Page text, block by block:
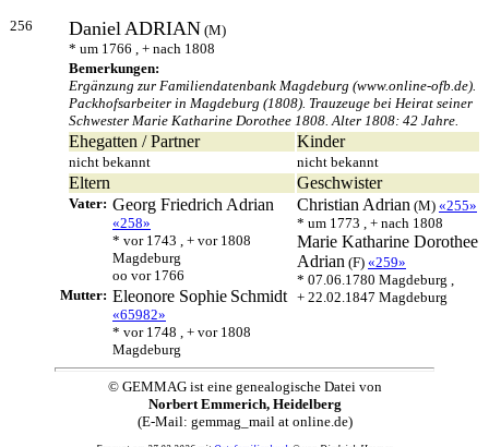
256 DanielADRIAN (M)
* um 1766 , + nach 1808
Bemerkungen:
Ergänzung zur Familiendatenbank Magdeburg (www.online-ofb.de).
Packhofsarbeiter in Magdeburg (1808). Trauzeuge bei Heirat seiner
Schwester Marie Katharine Dorothee 1808. Alter 1808: 42 Jahre.
Ehegatten / Partner Kinder
nicht bekannt nicht bekannt
Eltern Geschwister
Vater: Georg Friedrich Adrian
«258»
* vor 1743 , + vor 1808
Magdeburg
oo vor 1766
Christian Adrian (M) «255»
* um 1773 , + nach 1808
Marie Katharine Dorothee
Adrian (F) «259»
* 07.06.1780 Magdeburg ,
+ 22.02.1847 Magdeburg
Mutter: Eleonore Sophie Schmidt
«65982»
* vor 1748 , + vor 1808
Magdeburg
© GEMMAG ist eine genealogische Datei von
Norbert Emmerich, Heidelberg
(E-Mail: gemmag_mail at online.de)